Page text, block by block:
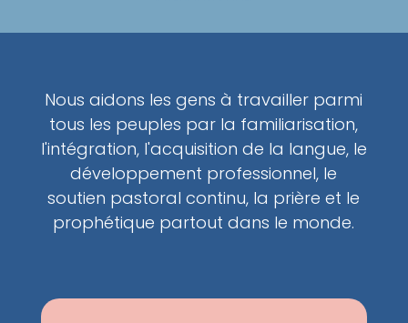
Nous aidons les gens à travailler parmi
tous les peuples par la familiarisation,
l'intégration, l'acquisition de la langue, le
développement professionnel, le
soutien pastoral continu, la prière et le
prophétique partout dans le monde.